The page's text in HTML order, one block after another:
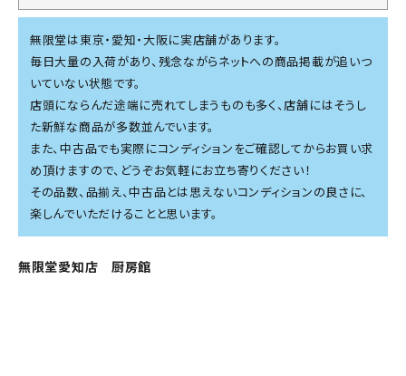
無限堂は東京・愛知・大阪に実店舗があります。
毎日大量の入荷があり、残念ながらネットへの商品掲載が追いつ
いていない状態です。
店頭にならんだ途端に売れてしまうものも多く、店舗にはそうし
た新鮮な商品が多数並んでいます。
また、中古品でも実際にコンディションをご確認してからお買い求
め頂けますので、どうぞお気軽にお立ち寄りください！
その品数、品揃え、中古品とは思えないコンディションの良さに、
楽しんでいただけることと思います。
無限堂愛知店 厨房館